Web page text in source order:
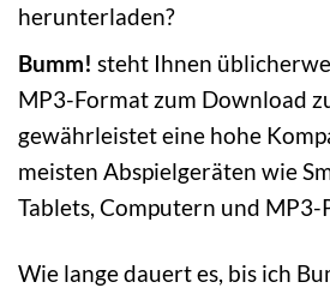
herunterladen?
Bumm! steht Ihnen
MP3-Format zum Download
gewährleistet eine hohe
meisten Abspielgeräten wie
Tablets, Computern und MP3-
Wie lange dauert es, bis ich